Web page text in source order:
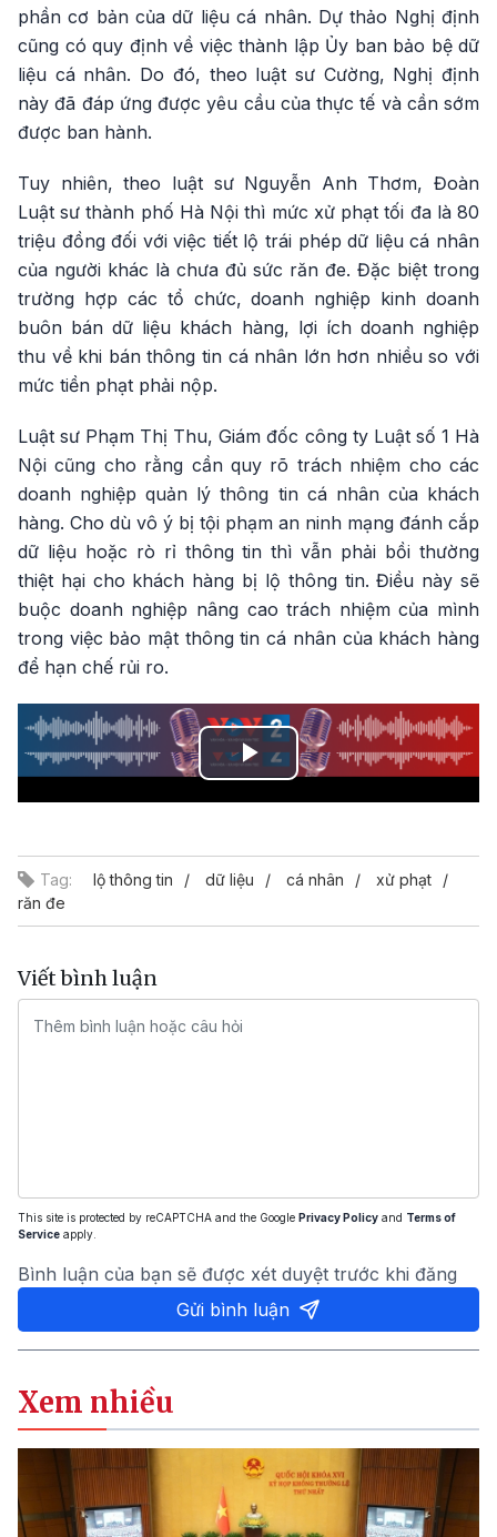
phần cơ bản của dữ liệu cá nhân. Dự thảo Nghị định
cũng có quy định về việc thành lập Ủy ban bảo bệ dữ
liệu cá nhân. Do đó, theo luật sư Cường, Nghị định
này đã đáp ứng được yêu cầu của thực tế và cần sớm
được ban hành.
Tuy nhiên, theo luật sư Nguyễn Anh Thơm, Đoàn
Luật sư thành phố Hà Nội thì mức xử phạt tối đa là 80
triệu đồng đối với việc tiết lộ trái phép dữ liệu cá nhân
của người khác là chưa đủ sức răn đe. Đặc biệt trong
trường hợp các tổ chức, doanh nghiệp kinh doanh
buôn bán dữ liệu khách hàng, lợi ích doanh nghiệp
thu về khi bán thông tin cá nhân lớn hơn nhiều so với
mức tiền phạt phải nộp.
Luật sư Phạm Thị Thu, Giám đốc công ty Luật số 1 Hà
Nội cũng cho rằng cần quy rõ trách nhiệm cho các
doanh nghiệp quản lý thông tin cá nhân của khách
hàng. Cho dù vô ý bị tội phạm an ninh mạng đánh cắp
dữ liệu hoặc rò rỉ thông tin thì vẫn phải bồi thường
thiệt hại cho khách hàng bị lộ thông tin. Điều này sẽ
buộc doanh nghiệp nâng cao trách nhiệm của mình
trong việc bảo mật thông tin cá nhân của khách hàng
để hạn chế rủi ro.
Play
Tag: lộ thông tin dữ liệu cá nhân
xử phạt
răn đe
Viết bình luận
This site is protected by reCAPTCHA and the Google Privacy Policy and Terms of
Service apply.
Bình luận của bạn sẽ được xét duyệt trước khi đăng
Gửi bình luận
Xem nhiều